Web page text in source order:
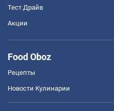
Тест Драйв
Акции
Food Oboz
Рецепты
Новости Кулинарии